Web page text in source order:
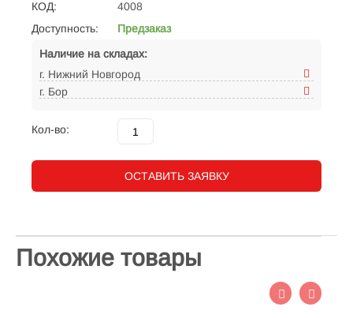
КОД:
4008
Доступность:
Предзаказ
Наличие на складах:
г. Нижний Новгород
г. Бор
Кол-во:
ОСТАВИТЬ ЗАЯВКУ
Похожие товары